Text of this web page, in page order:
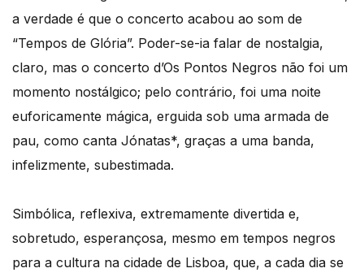
a verdade é que o concerto acabou ao som de
“Tempos de Glória”. Poder-se-ia falar de nostalgia,
claro, mas o concerto d’Os Pontos Negros não foi um
momento nostálgico; pelo contrário, foi uma noite
euforicamente mágica, erguida sob uma armada de
pau, como canta Jónatas*, graças a uma banda,
infelizmente, subestimada.
Simbólica, reflexiva, extremamente divertida e,
sobretudo, esperançosa, mesmo em tempos negros
para a cultura na cidade de Lisboa, que, a cada dia se